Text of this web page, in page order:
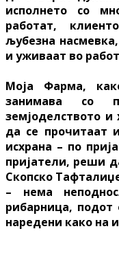
исполнето со
работат,
љубезна
и уживаат во
Моја Фарма,
занимава со
земјоделството
да се прочитаат
исхрана – по
пријатели, реши
Скопско
– нема
рибарница, подот
наредени како на